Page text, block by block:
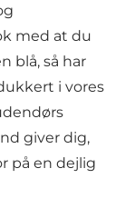
med at du
blå, så har
i vores
giver dig,
på en dejlig